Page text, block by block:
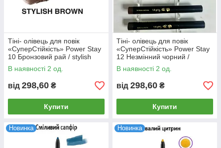
Тіні- олівець для повік
«СуперСтійкість» Power Stay
10 Бронзовий рай / stylish
brown
В наявності 2 од.
від 298,60 ₴
Купити
Тіні- олівець для повік
«СуперСтійкість» Power Stay
12 Незмінний чорний /
essential black
В наявності 2 од.
від 298,60 ₴
Купити
Новинка Новинка